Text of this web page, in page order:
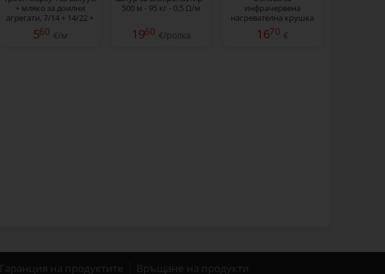
+ мляко за доилни
агрегати, 7/14 + 14/22 +
7/14 мм
560 €/м
500 м - 95 кг - 0,5 Ω/м
1960 €/ролка
инфрачервена
нагревателна крушка
1670 €
Гаранция на продуктите Връщане на продукти